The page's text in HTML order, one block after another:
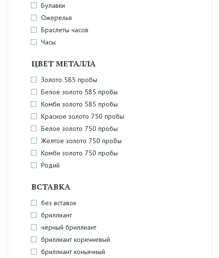
Булавки
Ожерелья
Браслеты часов
Часы
ЦВЕТ МЕТАЛЛА
Золото 585 пробы
Белое золото 585 пробы
Комби золото 585 пробы
Красное золото 750 пробы
Белое золото 750 пробы
Желтое золото 750 пробы
Комби золото 750 пробы
Родий
ВСТАВКА
без вставок
бриллиант
чёрный бриллиант
бриллиант коричневый
бриллиант коньячный